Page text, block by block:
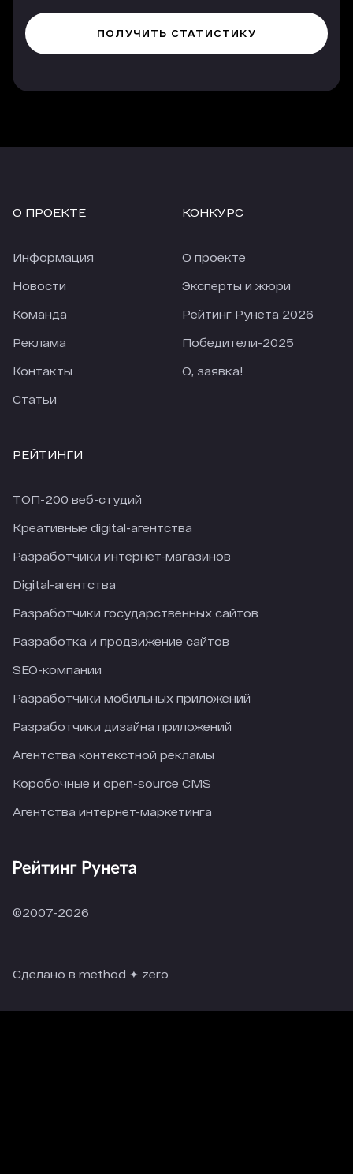
О ПРОЕКТЕ
Информация
Новости
Команда
Реклама
Контакты
Статьи
РЕЙТИНГИ
ТОП-200 веб-студий
Креативные digital-агентства
Разработчики интернет-магазинов
Digital-агентства
Разработчики государственных сайтов
Разработка и продвижение сайтов
SEO-компании
Разработчики мобильных приложений
Разработчики дизайна приложений
Агентства контекстной рекламы
Коробочные и open-source CMS
Агентства интернет-маркетинга
КОНКУРС
О проекте
Эксперты и жюри
Рейтинг Рунета 2026
Победители-2025
О, заявка!
©2007-2026
Сделано в method ✦ zero